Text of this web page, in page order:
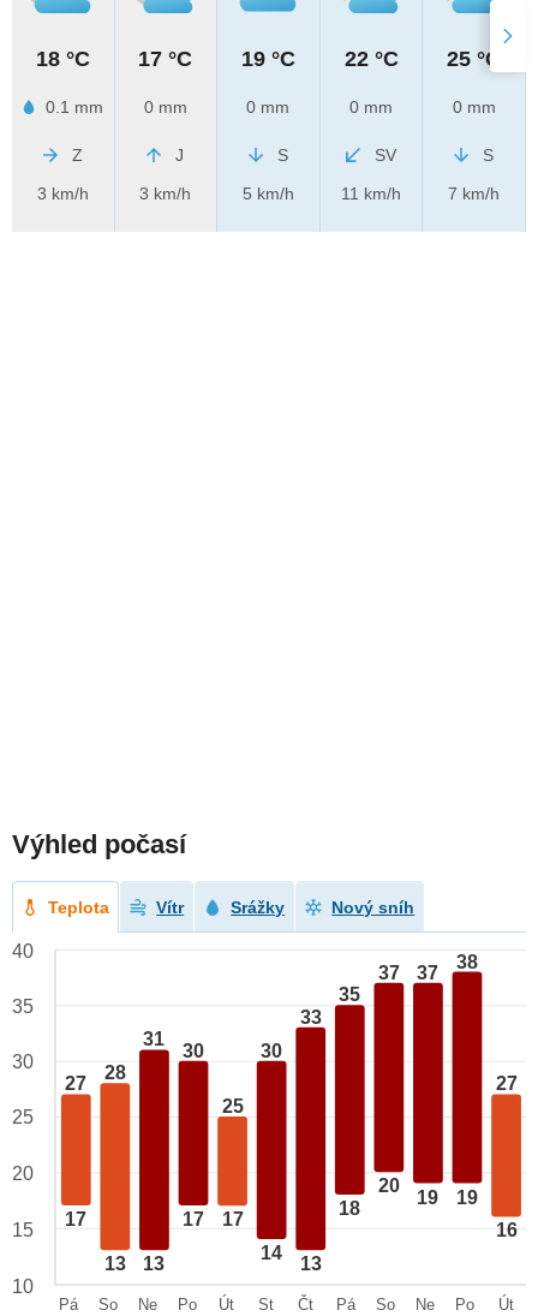
18 °C
0.1 mm
Z
3 km/h
17 °C
0 mm
J
3 km/h
19 °C
0 mm
S
5 km/h
22 °C
0 mm
SV
11 km/h
25 °C
0 mm
S
7 km/h
Výhled počasí
Teplota Vítr Srážky Nový sníh
27
17
28
13
31
13
30
17
25
17
30
14
33
13
35
18
37
20
37
19
38
19
27
16
40
35
30
25
20
15
10
Pá
So
Ne
Po
Út
St
Čt
Pá
So
Ne
Po
Út